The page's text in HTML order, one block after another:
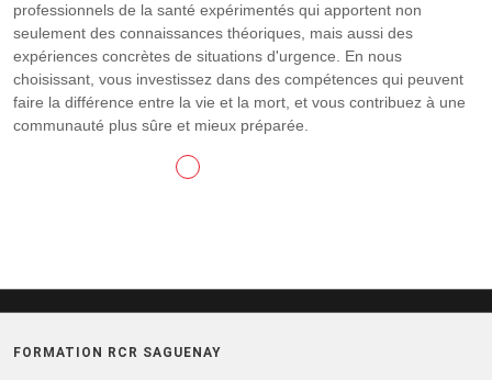
professionnels de la santé expérimentés qui apportent non
seulement des connaissances théoriques, mais aussi des
expériences concrètes de situations d'urgence. En nous
choisissant, vous investissez dans des compétences qui peuvent
faire la différence entre la vie et la mort, et vous contribuez à une
communauté plus sûre et mieux préparée.
FORMATION RCR SAGUENAY